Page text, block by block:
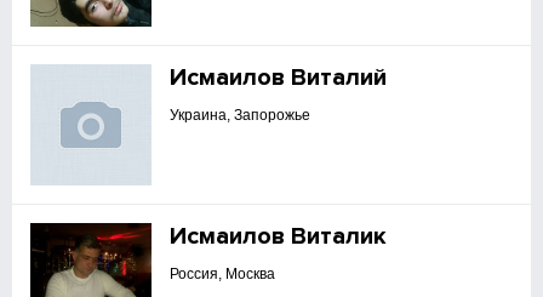
Исмаилов Виталий
Украина, Запорожье
Исмаилов Виталик
Россия, Москва